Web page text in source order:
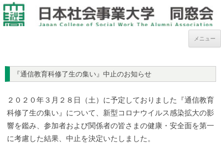
メニュー
『通信教育科修了生の集い』中止のお知らせ
２０２０年３月２８日（土）に予定しておりました『通信教育
科修了生の集い』について、新型コロナウイルス感染拡大の影
響を鑑み、参加者および関係者の皆さまの健康・ 安全面を第一
に考慮した結果、中止を決定いたしました。